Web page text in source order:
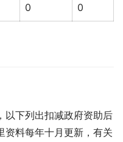
0 0
以下列出扣减政府资助后
资料每年十月更新，有关